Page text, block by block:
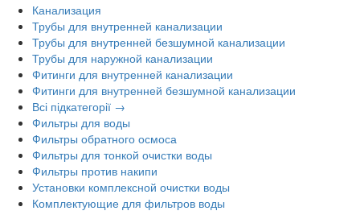
Канализация
Трубы для внутренней канализации
Трубы для внутренней безшумной канализации
Трубы для наружной канализации
Фитинги для внутренней канализации
Фитинги для внутренней безшумной канализации
Всі підкатегорії →
Фильтры для воды
Фильтры обратного осмоса
Фильтры для тонкой очистки воды
Фильтры против накипи
Установки комплексной очистки воды
Комплектующие для фильтров воды